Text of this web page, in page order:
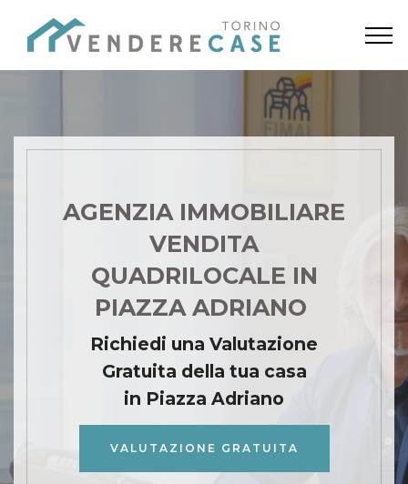
AGENZIA IMMOBILIARE
VENDITA
QUADRILOCALE IN
PIAZZA ADRIANO
Richiedi una Valutazione
Gratuita della tua casa
in Piazza Adriano
VALUTAZIONE GRATUITA